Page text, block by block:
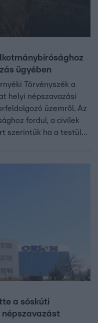
ügyében
Törvényszék a
helyi népszavazási
üzemről. Az
fordul, a civilek
szerintük ha a testület
a sóskúti
népszavazást